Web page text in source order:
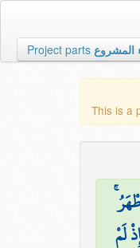
Project parts المشروع
This is a
لَمْ